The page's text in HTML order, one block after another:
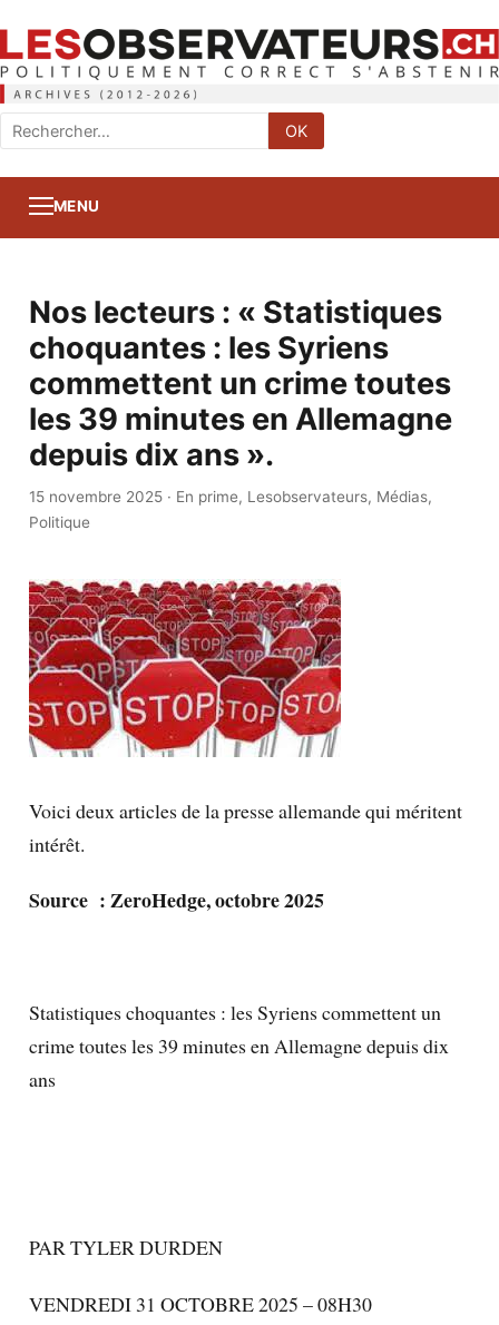
Rechercher
:
OK
MENU
Nos lecteurs : « Statistiques
choquantes : les Syriens
commettent un crime toutes
les 39 minutes en Allemagne
depuis dix ans ».
15 novembre 2025· En prime, Lesobservateurs, Médias,
Politique
Voici deux articles de la presse allemande qui méritent
intérêt.
Source : ZeroHedge, octobre 2025
Statistiques choquantes : les Syriens commettent un
crime toutes les 39 minutes en Allemagne depuis dix
ans
PAR TYLER DURDEN
VENDREDI 31 OCTOBRE 2025 – 08H30